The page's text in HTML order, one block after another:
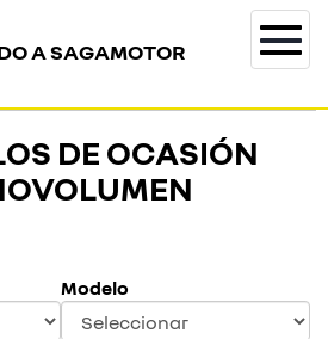
A SAGAMOTOR
DE OCASIÓN
Modelo